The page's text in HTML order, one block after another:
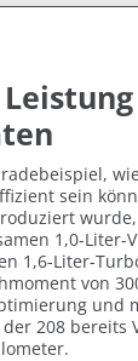
sein
1,0-Liter-
1,6-Liter-
von
und
208 bereits